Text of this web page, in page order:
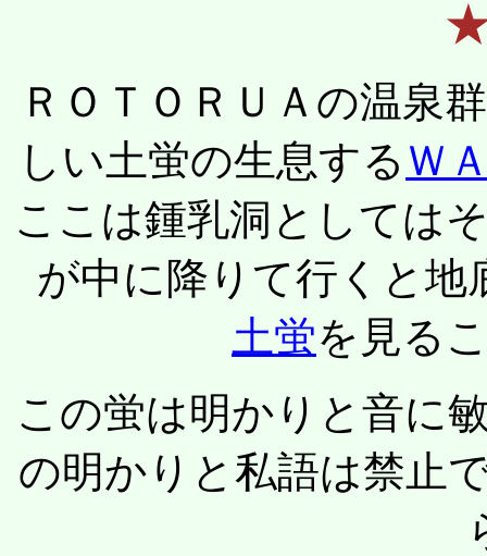
ＲＯＴＯＲＵＡの温泉
しい土蛍の生息する Ｗ
ここは鍾乳洞としては
が中に降りて行くと
土蛍を見る
この蛍は明かりと音に
の明かりと私語は禁止